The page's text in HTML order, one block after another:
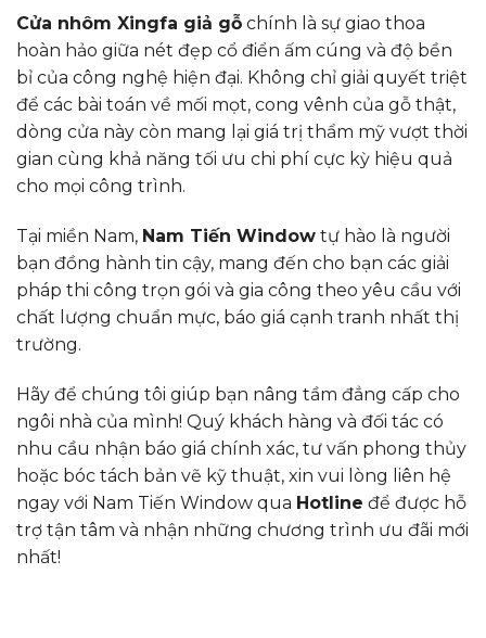
Cửa nhôm Xingfa giả gỗ chính là sự giao thoa
hoàn hảo giữa nét đẹp cổ điển ấm cúng và độ bền
bỉ của công nghệ hiện đại. Không chỉ giải quyết triệt
để các bài toán về mối mọt, cong vênh của gỗ thật,
dòng cửa này còn mang lại giá trị thẩm mỹ vượt thời
gian cùng khả năng tối ưu chi phí cực kỳ hiệu quả
cho mọi công trình.
Tại miền Nam, Nam Tiến Window tự hào là người
bạn đồng hành tin cậy, mang đến cho bạn các giải
pháp thi công trọn gói và gia công theo yêu cầu với
chất lượng chuẩn mực, báo giá cạnh tranh nhất thị
trường.
Hãy để chúng tôi giúp bạn nâng tầm đẳng cấp cho
ngôi nhà của mình! Quý khách hàng và đối tác có
nhu cầu nhận báo giá chính xác, tư vấn phong thủy
hoặc bóc tách bản vẽ kỹ thuật, xin vui lòng liên hệ
ngay với Nam Tiến Window qua Hotline để được hỗ
trợ tận tâm và nhận những chương trình ưu đãi mới
nhất!